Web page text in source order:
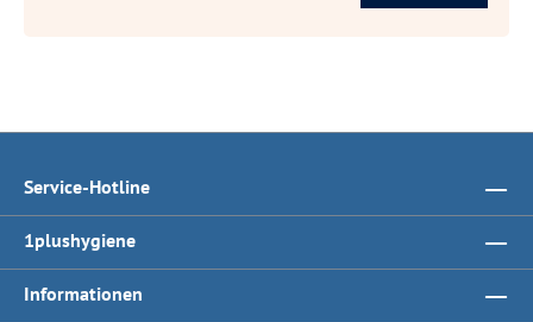
Service-Hotline
1plushygiene
Informationen